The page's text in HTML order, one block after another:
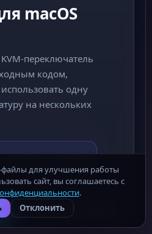
macOS
переключатель
кодом,
одну
на нескольких
⚠ СООБЩИТЬ О ПРОБЛЕМЕ
программу
для macOS ·
(ОПД): № 32-26-014202
для улучшения работы
сайт, вы соглашаетесь с
.
Отклонить